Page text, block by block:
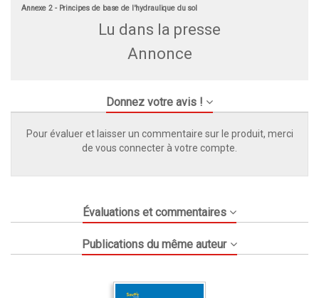
Annexe 2 - Principes de base de l'hydraulique du sol
Lu dans la presse
Annonce
Donnez votre avis !
Pour évaluer et laisser un commentaire sur le produit, merci
de vous connecter à votre compte.
Évaluations et commentaires
Publications du même auteur